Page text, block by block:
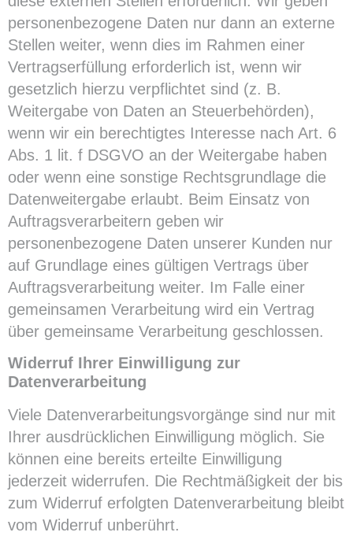
personenbezogene Daten nur dann an externe
Stellen weiter, wenn dies im Rahmen einer
Vertragserfüllung erforderlich ist, wenn wir
gesetzlich hierzu verpflichtet sind (z. B.
Weitergabe von Daten an Steuerbehörden),
wenn wir ein berechtigtes Interesse nach Art. 6
Abs. 1 lit. f DSGVO an der Weitergabe haben
oder wenn eine sonstige Rechtsgrundlage die
Datenweitergabe erlaubt. Beim Einsatz von
Auftragsverarbeitern geben wir
personenbezogene Daten unserer Kunden nur
auf Grundlage eines gültigen Vertrags über
Auftragsverarbeitung weiter. Im Falle einer
gemeinsamen Verarbeitung wird ein Vertrag
über gemeinsame Verarbeitung geschlossen.
Widerruf Ihrer Einwilligung zur
Datenverarbeitung
Viele Datenverarbeitungsvorgänge sind nur mit
Ihrer ausdrücklichen Einwilligung möglich. Sie
können eine bereits erteilte Einwilligung
jederzeit widerrufen. Die Rechtmäßigkeit der bis
zum Widerruf erfolgten Datenverarbeitung bleibt
vom Widerruf unberührt.